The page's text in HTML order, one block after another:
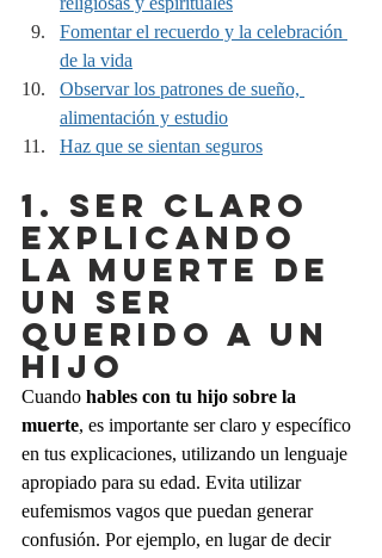
Fomentar el recuerdo y la celebración
de la vida
Observar los patrones de sueño,
alimentación y estudio
Haz que se sientan seguros
1. SER CLARO
explicando
la muerte de
un ser
querido a un
hijo
Cuando hables con tu hijo sobre la
muerte, es importante ser claro y específico
en tus explicaciones, utilizando un lenguaje
apropiado para su edad. Evita utilizar
eufemismos vagos que puedan generar
confusión. Por ejemplo, en lugar de decir